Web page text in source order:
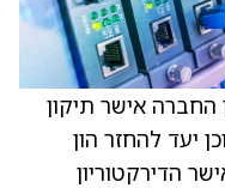
החברה אישר תיקון
יעד להחזר הון
מניות. ב־18 במרץ 2026 אישר הדירקטוריון